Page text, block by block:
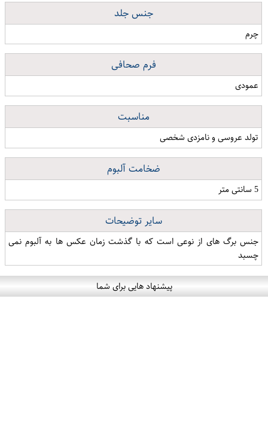
جنس جلد
چرم
فرم صحافی
عمودی
مناسبت
تولد عروسی و نامزدی شخصی
ضخامت آلبوم
5 سانتی متر
سایر توضیحات
جنس برگ های از نوعی است که با گذشت زمان عکس ها به آلبوم نمی
چسبد
پیشنهاد هایی برای شما